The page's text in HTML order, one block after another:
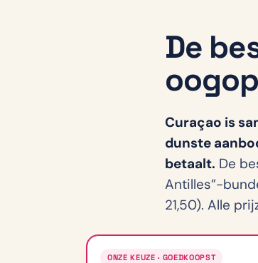
De
Curaçao is
dunste
betaalt. De
Antilles”-
21,50). Alle
ONZE KEUZE · GOEDKOOPST